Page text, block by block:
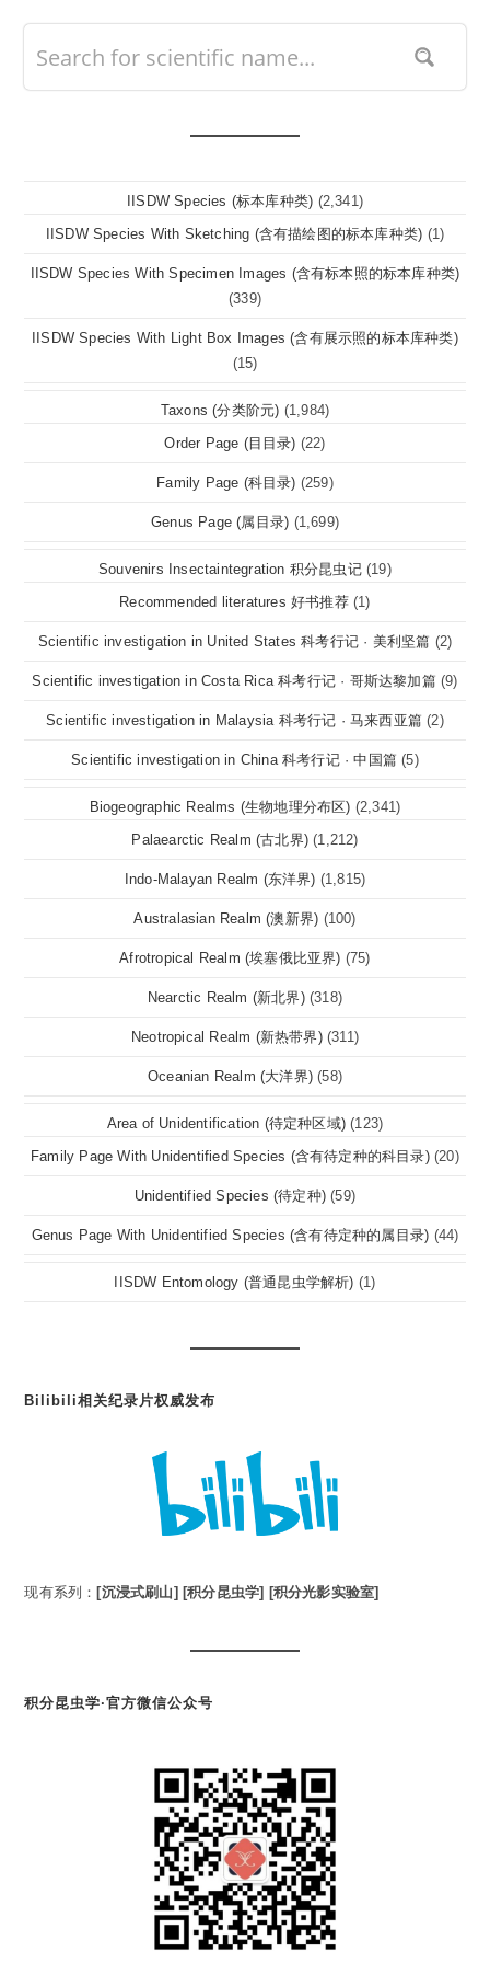
IISDW Species (标本库种类) (2,341)
IISDW Species With Sketching (含有描绘图的标本库种类) (1)
IISDW Species With Specimen Images (含有标本照的标本库种类)
(339)
IISDW Species With Light Box Images (含有展示照的标本库种类)
(15)
Taxons (分类阶元) (1,984)
Order Page (目目录) (22)
Family Page (科目录) (259)
Genus Page (属目录) (1,699)
Souvenirs Insectaintegration 积分昆虫记 (19)
Recommended literatures 好书推荐 (1)
Scientific investigation in United States 科考行记 · 美利坚篇 (2)
Scientific investigation in Costa Rica 科考行记 · 哥斯达黎加篇 (9)
Scientific investigation in Malaysia 科考行记 · 马来西亚篇 (2)
Scientific investigation in China 科考行记 · 中国篇 (5)
Biogeographic Realms (生物地理分布区) (2,341)
Palaearctic Realm (古北界) (1,212)
Indo-Malayan Realm (东洋界) (1,815)
Australasian Realm (澳新界) (100)
Afrotropical Realm (埃塞俄比亚界) (75)
Nearctic Realm (新北界) (318)
Neotropical Realm (新热带界) (311)
Oceanian Realm (大洋界) (58)
Area of Unidentification (待定种区域) (123)
Family Page With Unidentified Species (含有待定种的科目录) (20)
Unidentified Species (待定种) (59)
Genus Page With Unidentified Species (含有待定种的属目录) (44)
IISDW Entomology (普通昆虫学解析) (1)
Bilibili相关纪录片权威发布
现有系列： [沉浸式刷山] [积分昆虫学] [积分光影实验室]
积分昆虫学·官方微信公众号